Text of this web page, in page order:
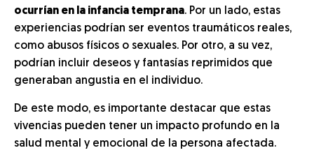
ocurrían en la infancia temprana. Por un lado, estas
experiencias podrían ser eventos traumáticos reales,
como abusos físicos o sexuales. Por otro, a su vez,
podrían incluir deseos y fantasías reprimidos que
generaban angustia en el individuo.
De este modo, es importante destacar que estas
vivencias pueden tener un impacto profundo en la
salud mental y emocional de la persona afectada.